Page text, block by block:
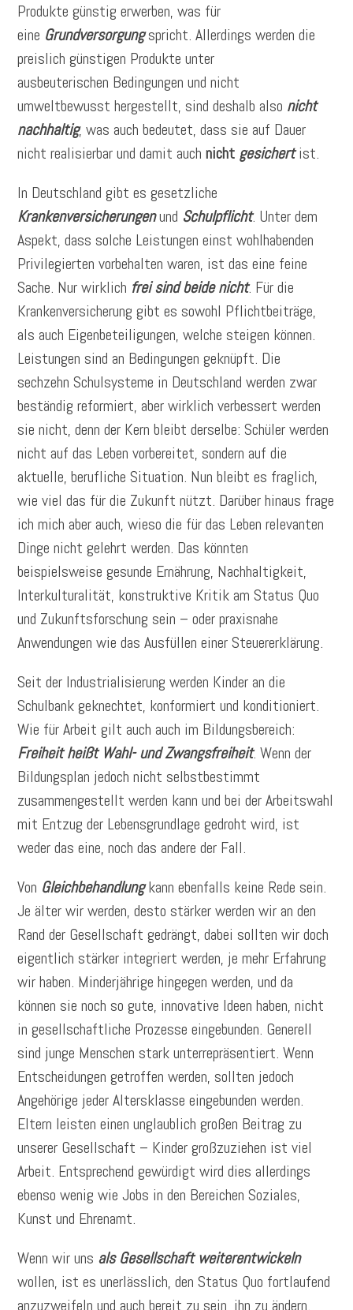
Produkte günstig erwerben, was für
eine Grundversorgungspricht. Allerdings werden die
preislich günstigen Produkte unter
ausbeuterischen Bedingungen und nicht
umweltbewusst hergestellt, sind deshalb also nicht
nachhaltig, was auch bedeutet, dass sie auf Dauer
nicht realisierbar und damit auchnicht gesichertist.
In Deutschland gibt es gesetzliche
Krankenversicherungenund Schulpflicht. Unter dem
Aspekt, dass solche Leistungen einst wohlhabenden
Privilegierten vorbehalten waren, ist das eine feine
Sache. Nur wirklich frei sind beide nicht. Für die
Krankenversicherung gibt es sowohl Pflichtbeiträge,
als auch Eigenbeteiligungen, welche steigen können.
Leistungen sind an Bedingungen geknüpft. Die
sechzehn Schulsysteme in Deutschland werden zwar
beständig reformiert, aber wirklich verbessert werden
sie nicht, denn der Kern bleibt derselbe: Schüler werden
nicht auf das Leben vorbereitet, sondern auf die
aktuelle, berufliche Situation. Nun bleibt es fraglich,
wie viel das für die Zukunft nützt. Darüber hinaus frage
ich mich aber auch, wieso die für das Leben relevanten
Dinge nicht gelehrt werden. Das könnten
beispielsweise gesunde Ernährung, Nachhaltigkeit,
Interkulturalität, konstruktive Kritik am Status Quo
und Zukunftsforschung sein – oder praxisnahe
Anwendungen wie das Ausfüllen einer Steuererklärung.
Seit der Industrialisierung werden Kinder an die
Schulbank geknechtet, konformiert und konditioniert.
Wie für Arbeit gilt auch auch im Bildungsbereich:
Freiheit heißt Wahl- und Zwangsfreiheit. Wenn der
Bildungsplan jedoch nicht selbstbestimmt
zusammengestellt werden kann und bei der Arbeitswahl
mit Entzug der Lebensgrundlage gedroht wird, ist
weder das eine, noch das andere der Fall.
Von Gleichbehandlungkann ebenfalls keine Rede sein.
Je älter wir werden, desto stärker werden wir an den
Rand der Gesellschaft gedrängt, dabei sollten wir doch
eigentlich stärker integriert werden, je mehr Erfahrung
wir haben. Minderjährige hingegen werden, und da
können sie noch so gute, innovative Ideen haben, nicht
in gesellschaftliche Prozesse eingebunden. Generell
sind junge Menschen stark unterrepräsentiert. Wenn
Entscheidungen getroffen werden, sollten jedoch
Angehörige jeder Altersklasse eingebunden werden.
Eltern leisten einen unglaublich großen Beitrag zu
unserer Gesellschaft – Kinder großzuziehen ist viel
Arbeit. Entsprechend gewürdigt wird dies allerdings
ebenso wenig wie Jobs in den Bereichen Soziales,
Kunst und Ehrenamt.
Wenn wir uns als Gesellschaft weiterentwickeln
wollen, ist es unerlässlich, den Status Quo fortlaufend
anzuzweifeln und auch bereit zu sein, ihn zu ändern.